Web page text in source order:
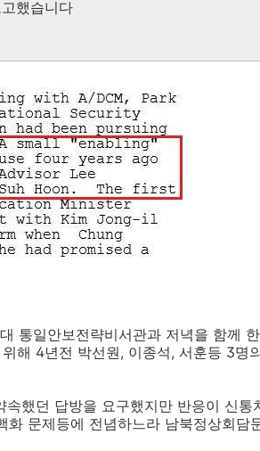
했습니다
통일안보전략비서관과 저녁을 함께 한
해 4년전 박선원, 이종석, 서훈등 3명
했던 답방을 요구했지만 반응이 신통
문제등에 전념하느라 남북정상회담